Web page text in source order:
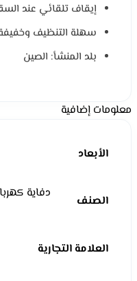
إيقاف تلقائي عند
سهلة التنظيف
بلد المنشأ: الصين
معلومات إضافية
الأبعاد
الصنف
العلامة التجارية